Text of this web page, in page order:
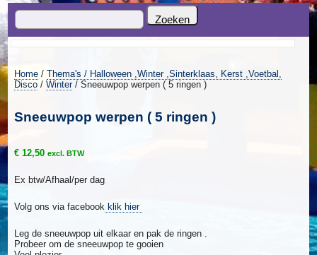
Home/ Thema's / Halloween ,Winter ,Sinterklaas, Kerst ,Voetbal,
Disco/ Winter/ Sneeuwpop werpen ( 5 ringen )
Sneeuwpop werpen ( 5 ringen )
€12,50 excl. BTW
Ex btw/Afhaal/per dag
Volg ons via facebook klik hier
Leg de sneeuwpop uit elkaar en pak de ringen .
Probeer om de sneeuwpop te gooien